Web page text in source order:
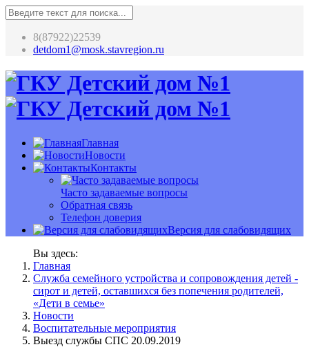
8(87922)22539
detdom1@mosk.stavregion.ru
Главная
Новости
Контакты
Часто задаваемые вопросы
Обратная связь
Телефон доверия
Версия для слабовидящих
Вы здесь:
Главная
Служба семейного устройства и сопровождения детей -
сирот и детей, оставшихся без попечения родителей,
«Дети в семье»
Новости
Воспитательные мероприятия
Выезд службы СПС 20.09.2019